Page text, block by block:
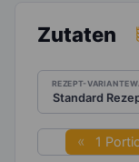
Zutaten
REZEPT-VARIANTE
1